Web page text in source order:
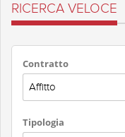
RICERCA VELOCE
Contratto
Tipologia